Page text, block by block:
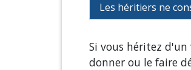
Les héritiers ne
Si vous héritez d'un
donner ou le faire